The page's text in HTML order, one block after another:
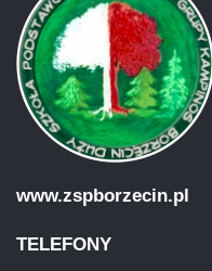
www.zspborzecin.pl
TELEFONY